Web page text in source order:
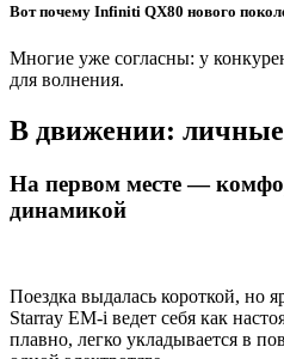
Вот почему Infiniti QX80 нового
Многие уже согласны: у
для волнения.
В движении: личные
На первом месте —
динамикой
Поездка выдалась короткой, но
Starray EM-i ведет себя как
плавно, легко укладывается в